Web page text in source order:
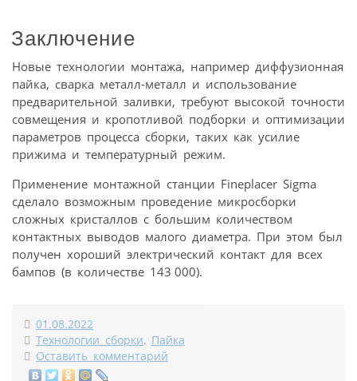
Заключение
Новые технологии монтажа, например диффузионная
пайка, сварка металл-металл и использование
предварительной заливки, требуют высокой точности
совмещения и кропотливой подборки и оптимизации
параметров процесса сборки, таких как усилие
прижима и температурный режим.
Применение монтажной станции Fineplacer Sigma
сделало возможным проведение микросборки
сложных кристаллов с большим количеством
контактных выводов малого диаметра. При этом был
получен хороший электрический контакт для всех
бампов (в количестве 143 000).
01.08.2022
Технологии сборки, Пайка
Оставить комментарий